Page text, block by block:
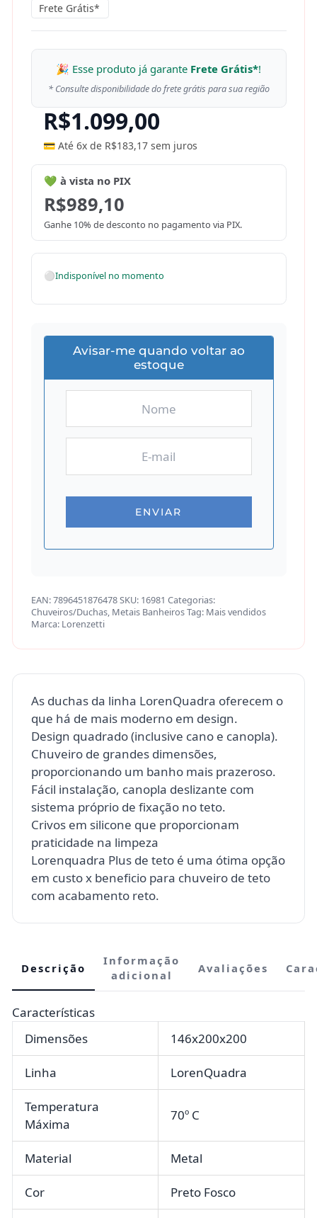
Frete Grátis*
🎉 Esse produto já garante Frete Grátis*!
* Consulte disponibilidade do frete grátis para sua região
R$1.099,00
💳 Até 6x de R$183,17sem juros
💚 à vista no PIX
R$989,10
Ganhe 10% de desconto no pagamento via PIX.
⚪Indisponível no momento
Avisar-me quando voltar ao
estoque
EAN:7896451876478SKU: 16981 Categorias:
Chuveiros/Duchas, Metais BanheirosTag: Mais vendidos
Marca: Lorenzetti
As duchas da linha LorenQuadra oferecem o
que há de mais moderno em design.
Design quadrado (inclusive cano e canopla).
Chuveiro de grandes dimensões,
proporcionando um banho mais prazeroso.
Fácil instalação, canopla deslizante com
sistema próprio de fixação no teto.
Crivos em silicone que proporcionam
praticidade na limpeza
Lorenquadra Plus de teto é uma ótima opção
em custo x beneficio para chuveiro de teto
com acabamento reto.
Descrição
Informação
adicional
Avaliações
Características
Dimensões
146x200x200
Linha LorenQuadra
Temperatura
Máxima
70º C
Material Metal
Cor Preto Fosco